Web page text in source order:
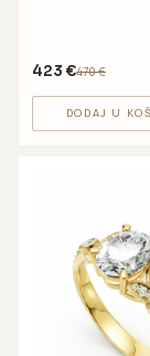
423 €470€
DODAJ U